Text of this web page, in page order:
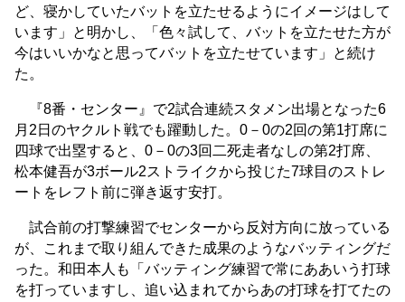
ど、寝かしていたバットを立たせるようにイメージはして
います」と明かし、「色々試して、バットを立たせた方が
今はいいかなと思ってバットを立たせています」と続け
た。
『8番・センター』で2試合連続スタメン出場となった6
月2日のヤクルト戦でも躍動した。0－0の2回の第1打席に
四球で出塁すると、0－0の3回二死走者なしの第2打席、
松本健吾が3ボール2ストライクから投じた7球目のストレ
ートをレフト前に弾き返す安打。
試合前の打撃練習でセンターから反対方向に放っている
が、これまで取り組んできた成果のようなバッティングだ
った。和田本人も「バッティング練習で常にああいう打球
を打っていますし、追い込まれてからあの打球を打てたの